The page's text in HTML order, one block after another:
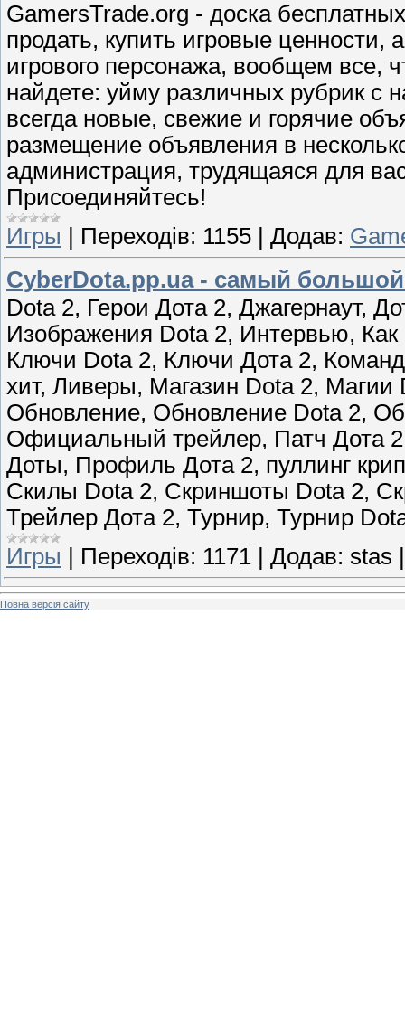
GamersTrade.org - доска
продать, купить игровые ценности,
игрового персонажа, вообщем все,
найдете: уйму различных рубрик с
всегда новые, свежие и горячие
размещение объявления в
администрация, трудящаяся для
Присоединяйтесь!
Игры
Переходів: 1155 Додав:
CyberDota.pp.ua - самый
Dota 2, Герои Дота 2, Джагернаут,
Изображения Dota 2, Интервью, Как
Ключи Dota 2, Ключи Дота 2,
хит, Ливеры, Магазин Dota 2,
Обновление, Обновление Dota 2,
Официальный трейлер, Патч Дота
Доты, Профиль Дота 2, пуллинг
Скилы Dota 2, Скриншоты Dota 2,
Трейлер Дота 2, Турнир, Турнир
Игры
Переходів: 1171 Додав: stas
Повна версія сайту